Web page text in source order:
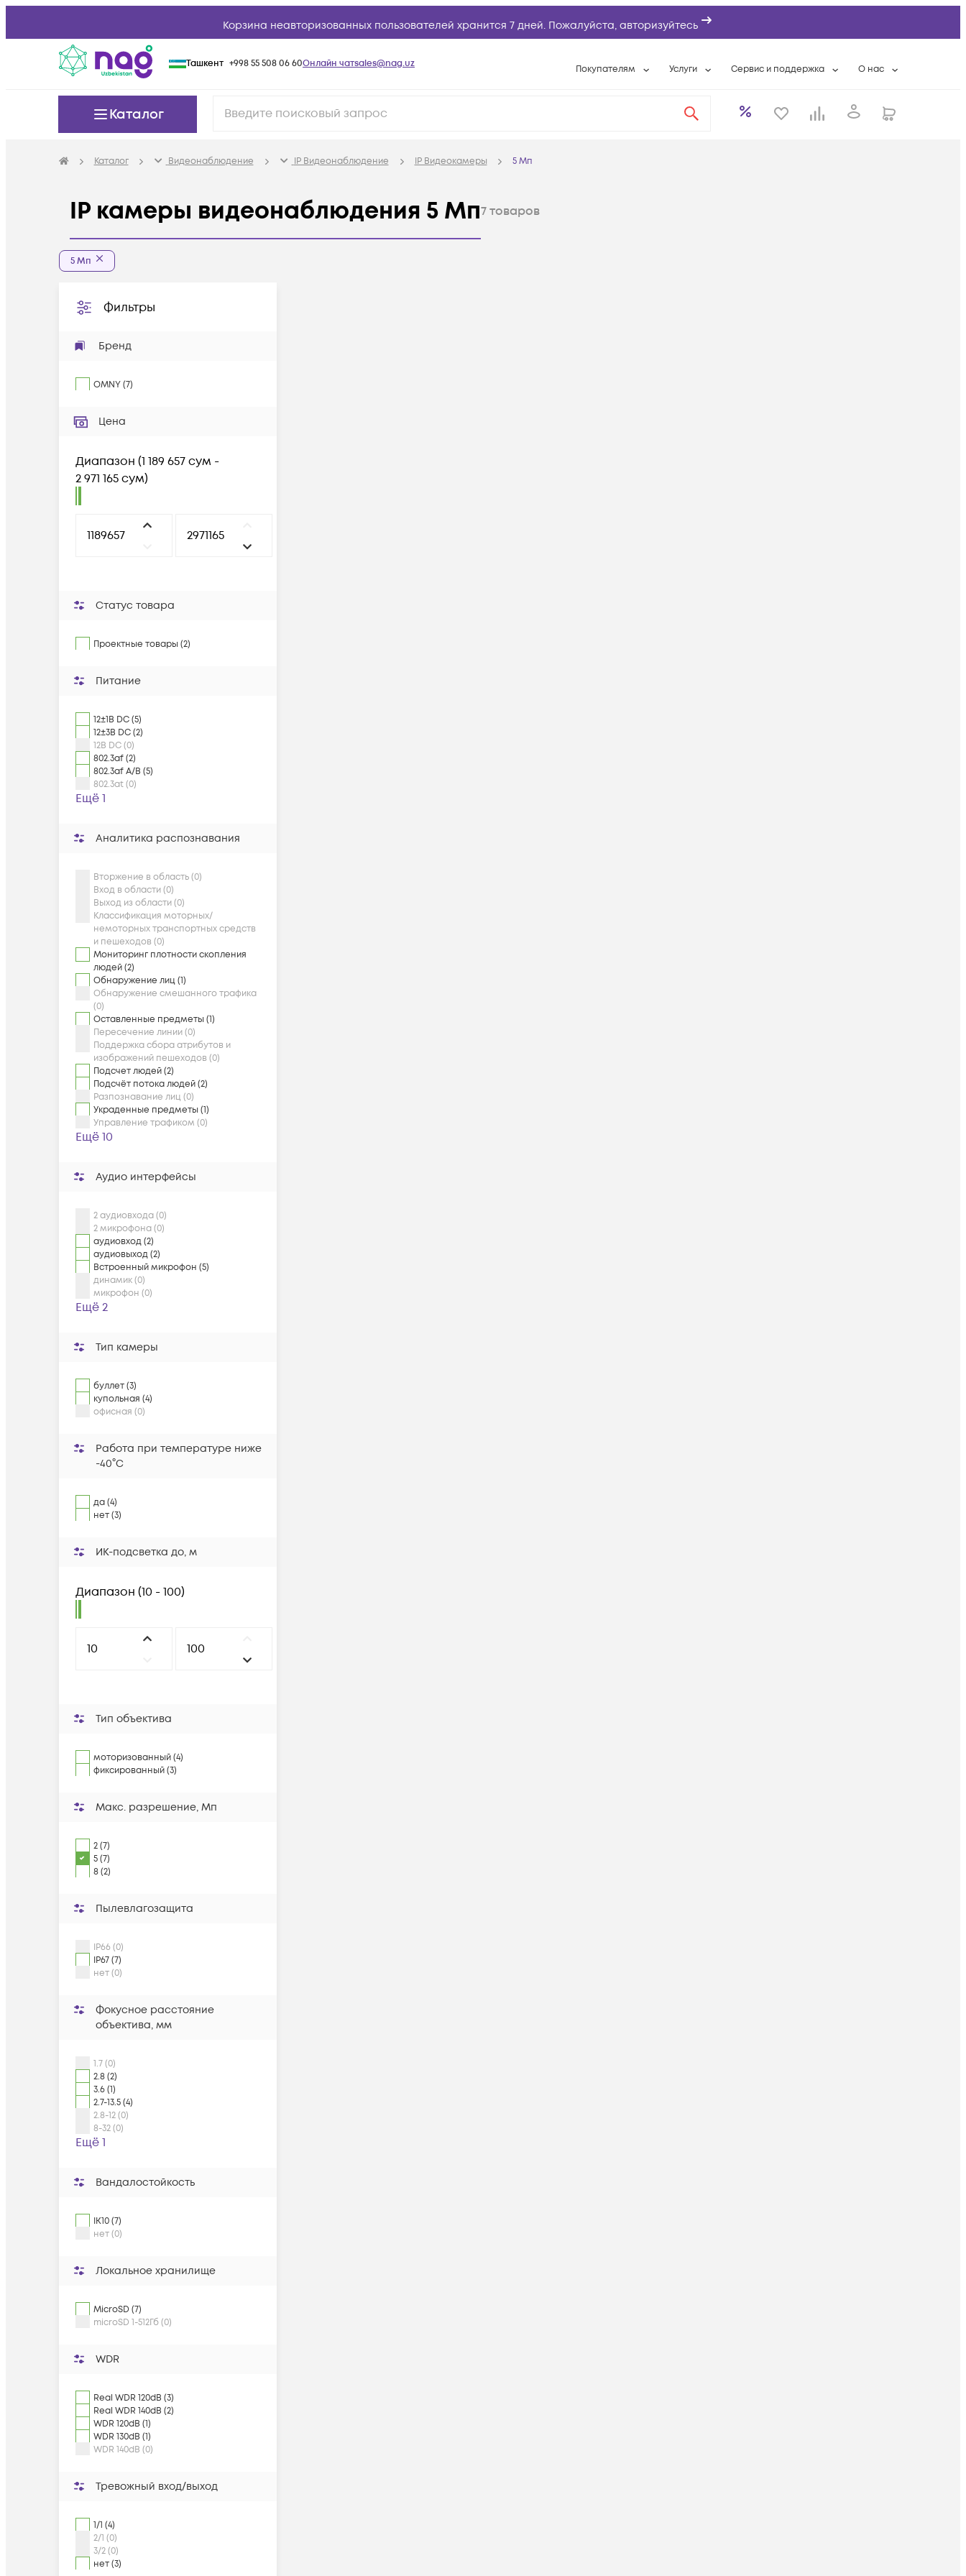
Корзина неавторизованных пользователей хранится 7 дней. Пожалуйста, авторизуйтесь
Ташкент +998 55 508 06 60Онлайн чатsales@nag.uz Покупателям Услуги
Расширенная гарантия
Сервис и поддержка
Разовые выездные работы
О нас
Контактная
Каталог
Каталог Видеонаблюдение IP Видеонаблюдение IP Видеокамеры 5 Мп
IP камеры видеонаблюдения 5 Мп7товаров
Фильтры
Бренд
OMNY(7)
Цена
Диапазон (1 189 657 сум -
2 971 165 сум)
Статус товара
Проектные товары (2)
Питание
12±1В DC (5)
12±3В DC (2)
12В DC (0)
802.3af (2)
802.3af A/B (5)
802.3at (0)
Ещё 1
Аналитика распознавания
Вторжение в область (0)
Вход в области (0)
Выход из области (0)
Классификация моторных/
немоторных транспортных средств
и пешеходов (0)
Мониторинг плотности скопления
людей (2)
Обнаружение лиц (1)
Обнаружение смешанного трафика
(0)
Оставленные предметы (1)
Пересечение линии (0)
Поддержка сбора атрибутов и
изображений пешеходов (0)
Подсчет людей (2)
Подсчёт потока людей (2)
Разпознавание лиц (0)
Украденные предметы (1)
Управление трафиком (0)
Ещё 10
Аудио интерфейсы
2 аудиовхода (0)
2 микрофона (0)
аудиовход (2)
аудиовыход (2)
Встроенный микрофон (5)
динамик (0)
микрофон (0)
Ещё 2
Тип камеры
буллет (3)
купольная (4)
офисная (0)
Работа при температуре ниже
-40°C
да (4)
нет (3)
ИК-подсветка до, м
Диапазон (10 - 100)
Тип объектива
моторизованный (4)
фиксированный (3)
Макс. разрешение, Мп
2 (7)
5 (7)
8 (2)
Пылевлагозащита
IP66 (0)
IP67 (7)
нет (0)
Фокусное расстояние
объектива, мм
1.7 (0)
2.8 (2)
3.6 (1)
2.7-13.5 (4)
2.8-12 (0)
8-32 (0)
Ещё 1
Вандалостойкость
IK10 (7)
нет (0)
Локальное хранилище
MicroSD (7)
microSD 1-512Гб (0)
WDR
Real WDR 120dB (3)
Real WDR 140dB (2)
WDR 120dB (1)
WDR 130dB (1)
WDR 140dB (0)
Тревожный вход/выход
1/1 (4)
2/1 (0)
3/2 (0)
нет (3)
5 Мп